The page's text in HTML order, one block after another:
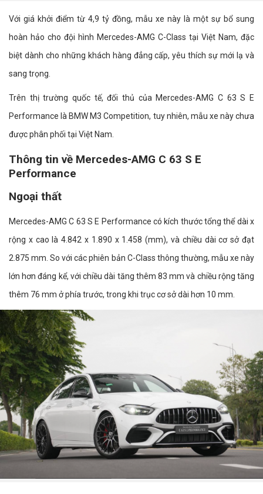
Với giá khởi điểm từ 4,9 tỷ đồng, mẫu xe này là một sự bổ sung
hoàn hảo cho đội hình Mercedes-AMG C-Class tại Việt Nam, đặc
biệt dành cho những khách hàng đẳng cấp, yêu thích sự mới lạ và
sang trọng.
Trên thị trường quốc tế, đối thủ của Mercedes-AMG C 63 S E
Performance là BMW M3 Competition, tuy nhiên, mẫu xe này chưa
được phân phối tại Việt Nam.
Thông tin về Mercedes-AMG C 63 S E
Performance
Ngoại thất
Mercedes-AMG C 63 S E Performance có kích thước tổng thể dài x
rộng x cao là 4.842 x 1.890 x 1.458 (mm), và chiều dài cơ sở đạt
2.875 mm. So với các phiên bản C-Class thông thường, mẫu xe này
lớn hơn đáng kể, với chiều dài tăng thêm 83 mm và chiều rộng tăng
thêm 76 mm ở phía trước, trong khi trục cơ sở dài hơn 10 mm.